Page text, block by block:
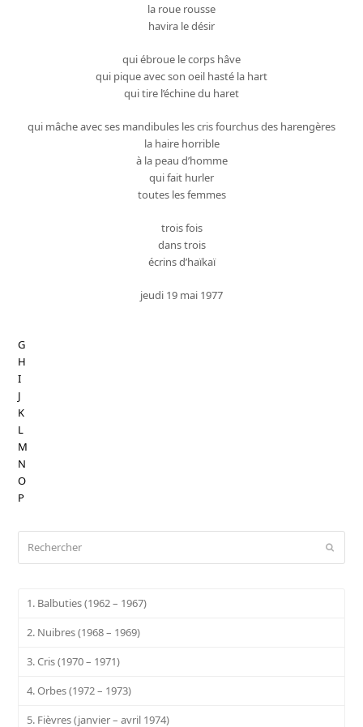
la roue rousse
havira le désir
qui ébroue le corps hâve
qui pique avec son oeil hasté la hart
qui tire l’échine du haret
qui mâche avec ses mandibules les cris fourchus des harengères
la haire horrible
à la peau d’homme
qui fait hurler
toutes les femmes
trois fois
dans trois
écrins d’haïkaï
jeudi 19 mai 1977
G
H
I
J
K
L
M
N
O
P
1. Balbuties (1962 – 1967)
2. Nuibres (1968 – 1969)
3. Cris (1970 – 1971)
4. Orbes (1972 – 1973)
5. Fièvres (janvier – avril 1974)